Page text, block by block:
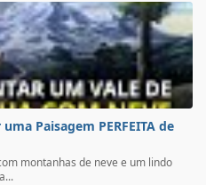
Paisagem PERFEITA de
montanhas de neve e um lindo